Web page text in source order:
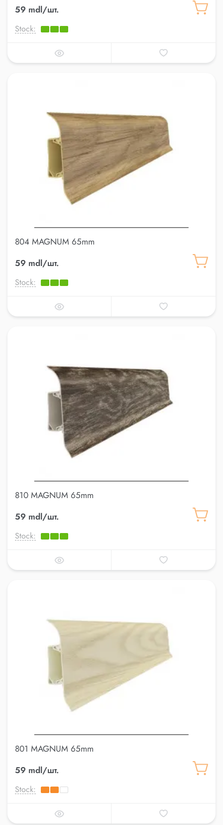
59 mdl/шт.
Stock:
804 MAGNUM 65mm
59 mdl/шт.
Stock:
810 MAGNUM 65mm
59 mdl/шт.
Stock:
801 MAGNUM 65mm
59 mdl/шт.
Stock: